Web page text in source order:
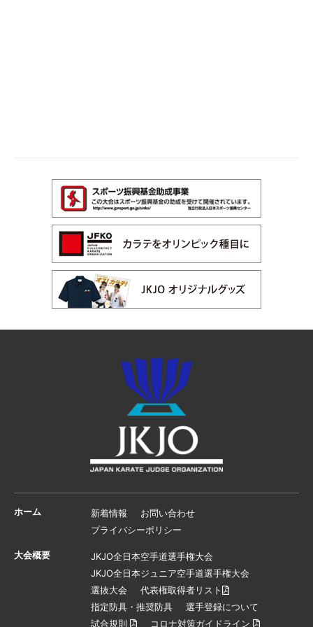
ホーム 新着情報
お問い合わせ
プライバシーポリシー
大会概要
JKJO全日本空手道選手権大会
JKJO全日本ジュニア空手道選手権大会
選抜大会
代表権取得者リスト
指定防具・推奨防具
選手登録について
試合規則
コロナ対策ガイドライン